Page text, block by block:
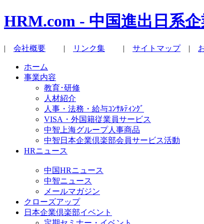
HRM.com - 中国進出日系
| 会社概要 | リンク集 | サイトマップ|
ホーム
事業内容
教育･研修
人材紹介
人事・法務・給与ｺﾝｻﾙﾃｨﾝｸﾞ
VISA・外国籍従業員サービス
中智上海グループ人事商品
中智日本企業倶楽部会員サービス活動
HRニュース
中国HRニュース
中智ニュース
メールマガジン
クローズアップ
日本企業倶楽部イベント